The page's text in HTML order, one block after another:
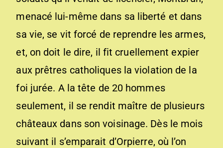
menacé lui-même dans sa liberté et dans
sa vie, se vit forcé de reprendre les armes,
et, on doit le dire, il fit cruellement expier
aux prêtres catholiques la violation de la
foi jurée. A la tête de 20 hommes
seulement, il se rendit maître de plusieurs
châteaux dans son voisinage. Dès le mois
suivant il s’emparait d’Orpierre, où l’on